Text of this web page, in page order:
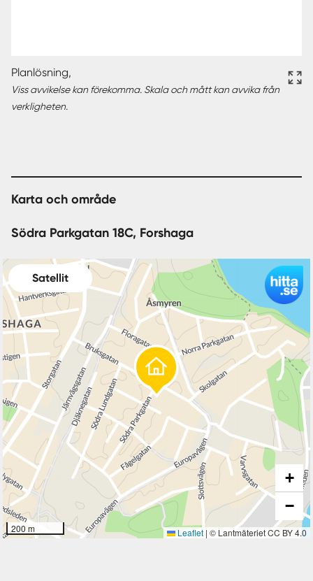
Planlösning,
Viss avvikelse kan förekomma. Skala och mått kan avvika från
verkligheten.
Karta och område
Södra Parkgatan 18C, Forshaga
Satellit
200 m
+
−
Leaflet | © Lantmäteriet CC BY 4.0